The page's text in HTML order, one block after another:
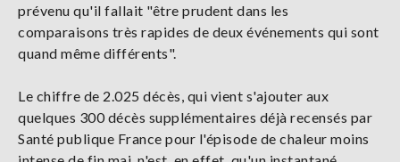
prévenu qu'il fallait "être prudent dans les
comparaisons très rapides de deux événements qui sont
quand même différents".
Le chiffre de 2.025 décès, qui vient s'ajouter aux
quelques 300 décès supplémentaires déjà recensés par
Santé publique France pour l'épisode de chaleur moins